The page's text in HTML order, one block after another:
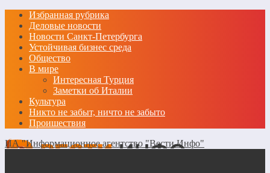
Избранная рубрика
Деловые новости
Новости Санкт-Петербурга
Устойчивая бизнес среда
Общество
В мире
Интересная Турция
Заметки об Италии
Культура
Никто не забыт, ничто не забыто
Проишествия
ИА "Информационное агентство "Вести Инфо"